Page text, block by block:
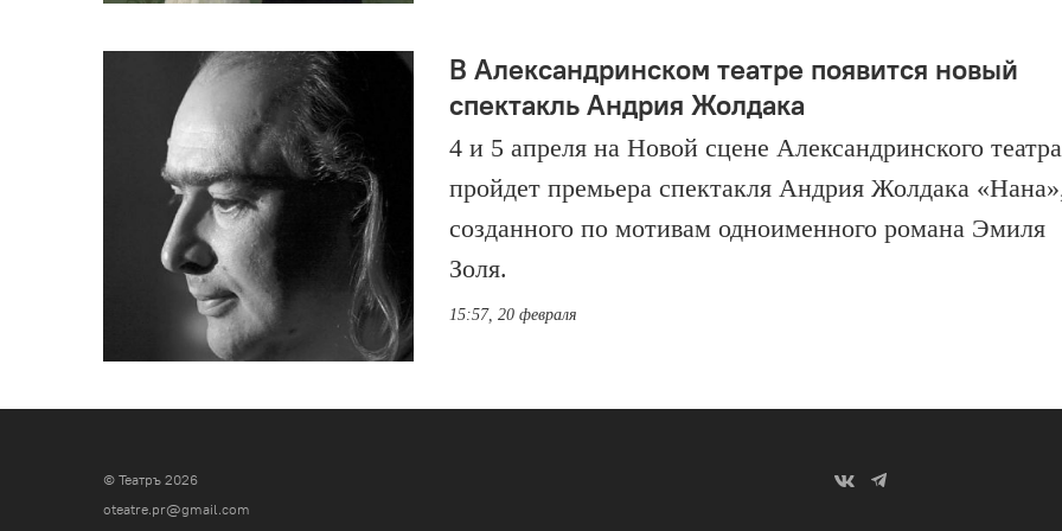
В Александринском театре появится новый
спектакль Андрия Жолдака
4 и 5 апреля на Новой сцене Александринского театра
пройдет премьера спектакля Андрия Жолдака
созданного по мотивам одноименного романа Эмиля
Золя.
15:57, 20 февраля
© Театръ 2026
oteatre.pr@gmail.com